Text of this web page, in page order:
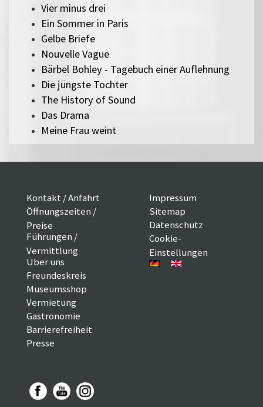
Vier minus drei
Ein Sommer in Paris
Gelbe Briefe
Nouvelle Vague
Bärbel Bohley - Tagebuch einer Auflehnung
Die jüngste Tochter
The History of Sound
Das Drama
Meine Frau weint
Kontakt / Anfahrt
Öffnungszeiten /
Preise
Führungen /
Vermittlung
Über uns
Freundeskreis
Museumsshop
Vermietung
Gastronomie
Barrierefreiheit
Presse
Impressum
Sitemap
Datenschutz
Cookie-
Einstellungen